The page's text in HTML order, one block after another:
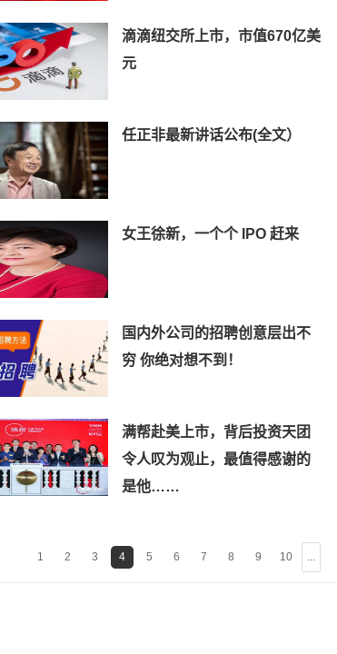
滴滴纽交所上市，市值670亿美
元
任正非最新讲话公布(全文）
女王徐新，一个个 IPO 赶来
国内外公司的招聘创意层出不
穷 你绝对想不到！
满帮赴美上市，背后投资天团
令人叹为观止，最值得感谢的
是他……
1 2 3 4 5 6 7 8 9 10